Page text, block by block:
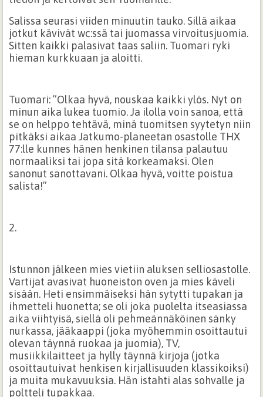
Salissa seurasi viiden minuutin tauko. Sillä aikaa
jotkut kävivät wc:ssä tai juomassa virvoitusjuomia.
Sitten kaikki palasivat taas saliin. Tuomari ryki
hieman kurkkuaan ja aloitti.
Tuomari: ”Olkaa hyvä, nouskaa kaikki ylös. Nyt on
minun aika lukea tuomio. Ja ilolla voin sanoa, että
se on helppo tehtävä, minä tuomitsen syytetyn niin
pitkäksi aikaa Jatkumo-planeetan osastolle THX
77:lle kunnes hänen henkinen tilansa palautuu
normaaliksi tai jopa sitä korkeamaksi. Olen
sanonut sanottavani. Olkaa hyvä, voitte poistua
salista!”
2.
Istunnon jälkeen mies vietiin aluksen selliosastolle.
Vartijat avasivat huoneiston oven ja mies käveli
sisään. Heti ensimmäiseksi hän sytytti tupakan ja
ihmetteli huonetta; se oli joka puolelta itseasiassa
aika viihtyisä, siellä oli pehmeännäköinen sänky
nurkassa, jääkaappi (joka myöhemmin osoittautui
olevan täynnä ruokaa ja juomia), TV,
musiikkilaitteet ja hylly täynnä kirjoja (jotka
osoittautuivat henkisen kirjallisuuden klassikoiksi)
ja muita mukavuuksia. Hän istahti alas sohvalle ja
poltteli tupakkaa.